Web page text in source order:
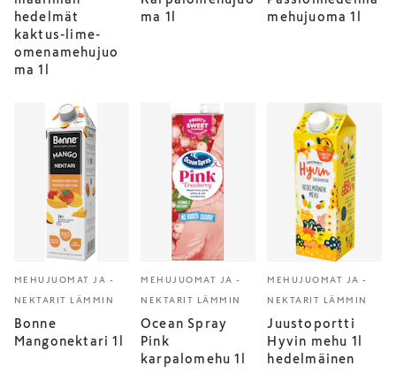
hedelmät
kaktus-lime-
omenamehujuo
ma 1l
ma 1l
mehujuoma 1l
MEHUJUOMAT JA -
NEKTARIT LÄMMIN
Bonne
Mangonektari 1l
MEHUJUOMAT JA -
NEKTARIT LÄMMIN
Ocean Spray
Pink
karpalomehu 1l
MEHUJUOMAT JA -
NEKTARIT LÄMMIN
Juustoportti
Hyvin mehu 1l
hedelmäinen